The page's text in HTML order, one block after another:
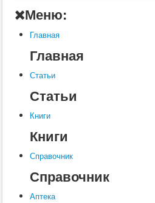
Книги
Услуги
Контакты
Шкатулки
Меню:
Главная
Главная
Статьи
Статьи
Книги
Книги
Справочник
Справочник
Аптека